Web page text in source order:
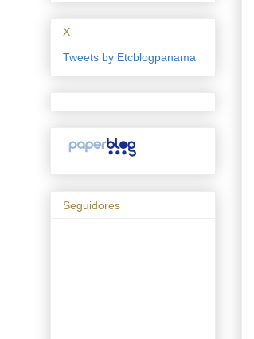
X
Tweets by Etcblogpanama
Seguidores